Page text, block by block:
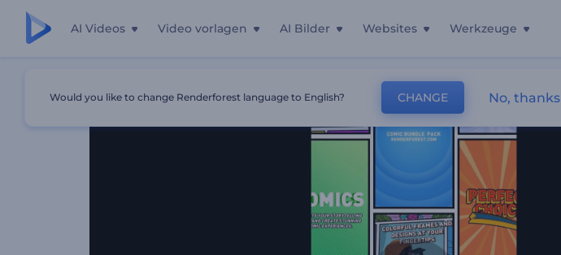
AI Videos Video vorlagen AI Bilder Websites Werkzeuge
Would you like to change Renderforest language to English? CHANGE No, thanks